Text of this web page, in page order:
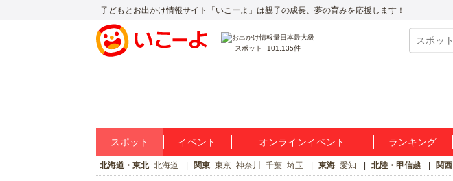
子どもとお出かけ情報サイト「いこーよ」は親子の成長、夢の育みを応援します！
スポット 101,135件
スポット イベント オンラインイベント ランキング
北海道・東北 北海道 関東 東京 神奈川 千葉 埼玉 東海 愛知 北陸・甲信越 関西